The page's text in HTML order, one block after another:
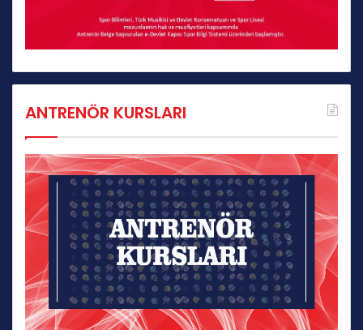
ANTRENÖR KURSLARI